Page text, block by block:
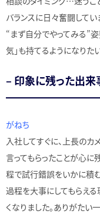
バランスに日々奮闘してい
“まず自分でやってみる”
気」も持てるようになりたい
– 印象に残った出来
がねち
入社してすぐに、上長のカ
言ってもらったことが心に
程で試行錯誤をいかに積
過程を大事にしてもらえ
くなりました。ありがたい